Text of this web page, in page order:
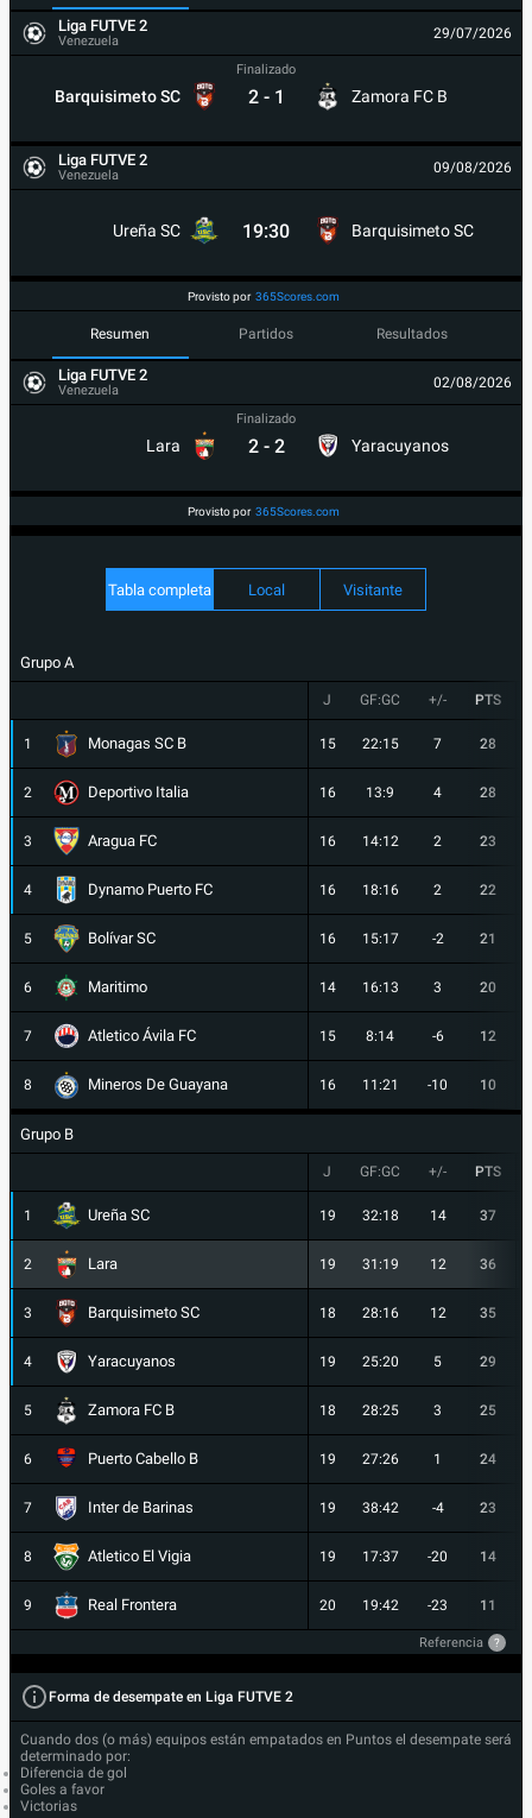
Liga FUTVE 2
Venezuela 29/07/2026
Barquisimeto SC
Finalizado
2 - 1 Zamora FC B
Liga FUTVE 2
Venezuela 09/08/2026
Ureña SC 19:30 Barquisimeto SC
Provisto por 365Scores.com
Resumen Partidos Resultados
Liga FUTVE 2
Venezuela 02/08/2026
Lara
Finalizado
2 - 2 Yaracuyanos
Provisto por 365Scores.com
Tabla completa Local Visitante
Grupo A
J GF:GC +/- PTS
1 Monagas SC B 15 22:15 7 28
2 Deportivo Italia 16 13:9 4 28
3 Aragua FC 16 14:12 2 23
4 Dynamo Puerto FC 16 18:16 2 22
5 Bolívar SC 16 15:17 -2 21
6 Maritimo 14 16:13 3 20
7 Atletico Ávila FC 15 8:14 -6 12
8 Mineros De Guayana 16 11:21 -10 10
Grupo B
J GF:GC +/- PTS
1 Ureña SC 19 32:18 14 37
2 Lara 19 31:19 12 36
3 Barquisimeto SC 18 28:16 12 35
4 Yaracuyanos 19 25:20 5 29
5 Zamora FC B 18 28:25 3 25
6 Puerto Cabello B 19 27:26 1 24
7 Inter de Barinas 19 38:42 -4 23
8 Atletico El Vigia 19 17:37 -20 14
9 Real Frontera 20 19:42 -23 11
Referencia ?
Forma de desempate en Liga FUTVE 2
Cuando dos (o más) equipos están empatados en Puntos el desempate será
determinado por:
Diferencia de gol
Goles a favor
Victorias